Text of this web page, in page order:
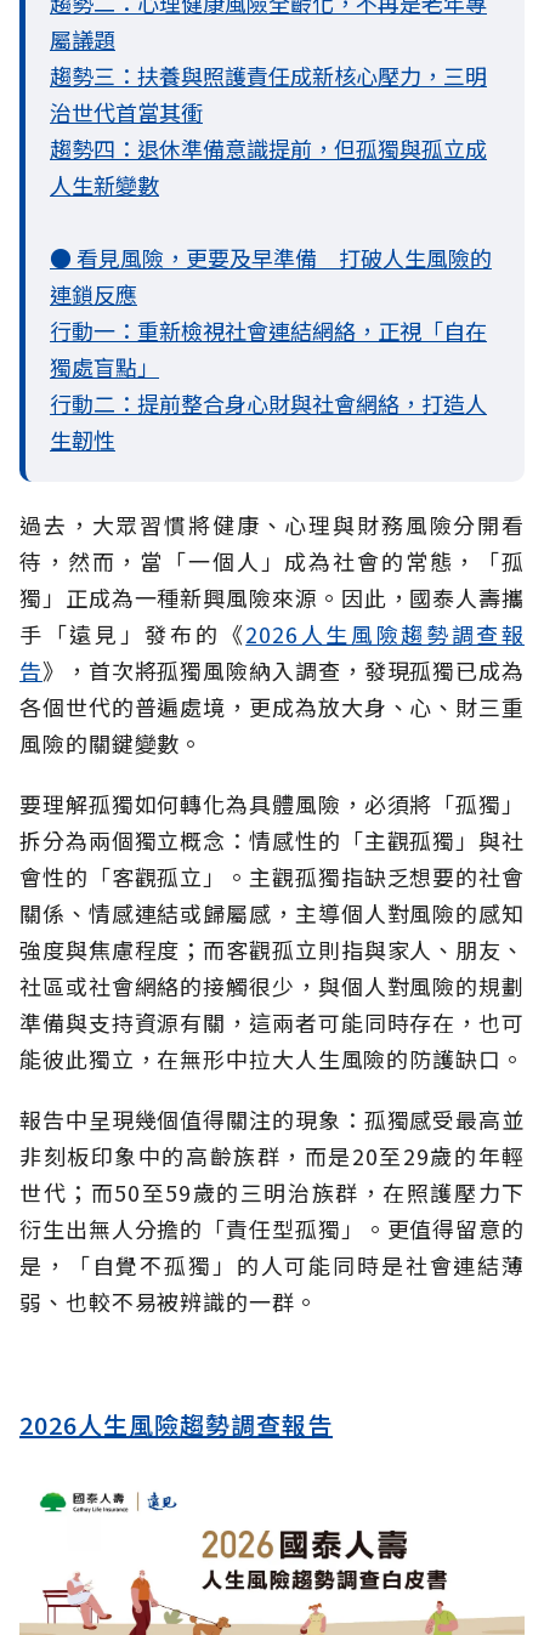
屬議題
趨勢三：扶養與照護責任成新核心壓力，三明
治世代首當其衝
趨勢四：退休準備意識提前，但孤獨與孤立成
人生新變數
● 看見風險，更要及早準備 打破人生風險的
連鎖反應
行動一：重新檢視社會連結網絡，正視「自在
獨處盲點」
行動二：提前整合身心財與社會網絡，打造人
生韌性
過去，大眾習慣將健康、心理與財務風險分開看
待，然而，當「一個人」成為社會的常態，「孤
獨」正成為一種新興風險來源。因此，國泰人壽攜
手「遠見」發布的《2026人生風險趨勢調查報
告》，首次將孤獨風險納入調查，發現孤獨已成為
各個世代的普遍處境，更成為放大身、心、財三重
風險的關鍵變數。
要理解孤獨如何轉化為具體風險，必須將「孤獨」
拆分為兩個獨立概念：情感性的「主觀孤獨」與社
會性的「客觀孤立」。主觀孤獨指缺乏想要的社會
關係、情感連結或歸屬感，主導個人對風險的感知
強度與焦慮程度；而客觀孤立則指與家人、朋友、
社區或社會網絡的接觸很少，與個人對風險的規劃
準備與支持資源有關，這兩者可能同時存在，也可
能彼此獨立，在無形中拉大人生風險的防護缺口。
報告中呈現幾個值得關注的現象：孤獨感受最高並
非刻板印象中的高齡族群，而是20至29歲的年輕
世代；而50至59歲的三明治族群，在照護壓力下
衍生出無人分擔的「責任型孤獨」。更值得留意的
是，「自覺不孤獨」的人可能同時是社會連結薄
弱、也較不易被辨識的一群。
2026人生風險趨勢調查報告